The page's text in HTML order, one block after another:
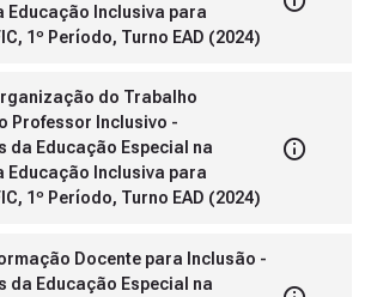
Educação Inclusiva para
1º Período, Turno EAD (2024)
do Trabalho
Professor Inclusivo -
da Educação Especial na
Educação Inclusiva para
1º Período, Turno EAD (2024)
Docente para Inclusão -
da Educação Especial na